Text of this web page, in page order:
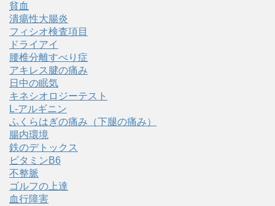
貧血
潰瘍性大腸炎
フィシオ検査項目
ドライアイ
腰椎分離すべり症
アキレス腱の痛み
日中の眠気
キネシオロジーテスト
L-アルギニン
ふくらはぎの痛み（下腿の痛み）
腸内環境
鉄のデトックス
ビタミンB6
不整脈
ゴルフの上達
血行障害